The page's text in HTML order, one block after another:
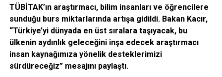
MEHMETÇİK AÇIK ARAZİDE VURDU
Keşif grubunun zemin hazırladığı planı, saldırı, sabotaj ve
destek grubu gece uygulamak için harekete geçti. İnsansız
hava aracı Heronlarla günler öncesinden takibe alınan
500’den fazla terörist, ilçeye saldırı başlattı. Polis ve
TÜBİTAK’ın araştırmacı, bilim insanları ve öğrencilere
sunduğu burs miktarlarında artışa gidildi. Bakan Kacır,
“Türkiye’yi dünyada en üst sıralara taşıyacak, bu
ülkenin aydınlık geleceğini inşa edecek araştırmacı
insan kaynağımıza yönelik desteklerimizi
sürdüreceğiz” mesajını paylaştı.